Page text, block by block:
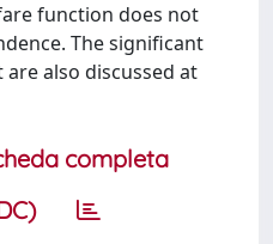
function does not
The significant
also discussed at
completa